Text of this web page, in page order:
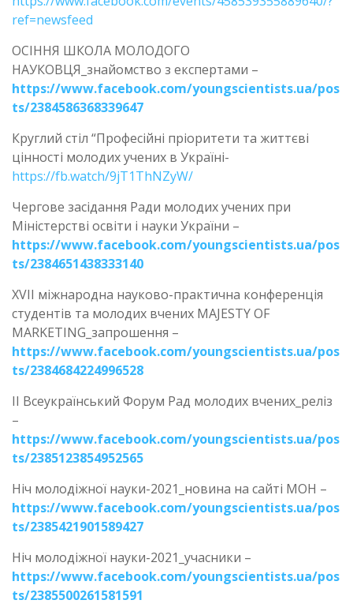
ref=newsfeed
ОСІННЯ ШКОЛА МОЛОДОГО
НАУКОВЦЯ_знайомство з експертами –
https://www.facebook.com/youngscientists.ua/pos
ts/2384586368339647
Круглий стіл “Професійні пріоритети та життєві
цінності молодих учених в Україні-
https://fb.watch/9jT1ThNZyW/
Чергове засідання Ради молодих учених при
Міністерстві освіти і науки України –
https://www.facebook.com/youngscientists.ua/pos
ts/2384651438333140
XVІІ міжнародна науково-практична конференція
студентів та молодих вчених MAJESTY OF
MARKETING_запрошення –
https://www.facebook.com/youngscientists.ua/pos
ts/2384684224996528
ІІ Всеукраїнський Форум Рад молодих вчених_реліз
–
https://www.facebook.com/youngscientists.ua/pos
ts/2385123854952565
Ніч молодіжної науки-2021_новина на сайті МОН –
https://www.facebook.com/youngscientists.ua/pos
ts/2385421901589427
Ніч молодіжної науки-2021_учасники –
https://www.facebook.com/youngscientists.ua/pos
ts/2385500261581591